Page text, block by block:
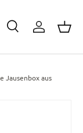
SucheEinloggen
Jausenbox aus